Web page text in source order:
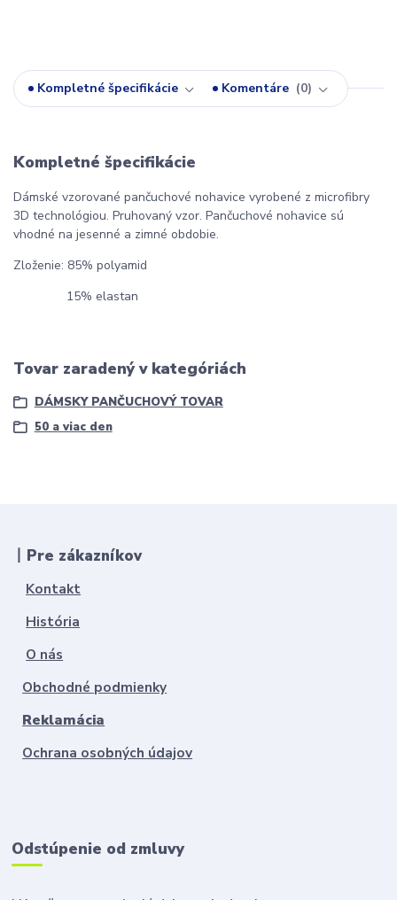
Kompletné špecifikácie Komentáre 0
Kompletné špecifikácie
Dámské vzorované pančuchové nohavice vyrobené z microfibry
3D technológiou. Pruhovaný vzor. Pančuchové nohavice sú
vhodné na jesenné a zimné obdobie.
Zloženie: 85% polyamid
15% elastan
Tovar zaradený v kategóriách
DÁMSKY PANČUCHOVÝ TOVAR
50 a viac den
丨Pre zákazníkov
Kontakt
História
O nás
Obchodné podmienky
Reklamácia
Ochrana osobných údajov
Odstúpenie od zmluvy